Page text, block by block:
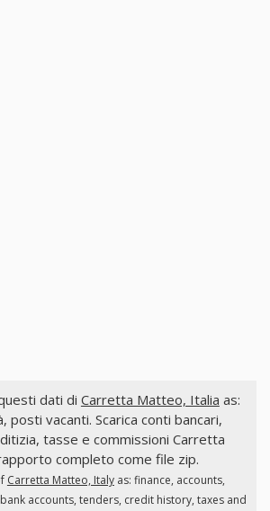
dati di Carretta Matteo, Italia as:
posti vacanti. Scarica conti bancari,
tasse e commissioni Carretta
completo come file zip.
Carretta Matteo, Italyas: finance, accounts,
accounts, tenders, credit history, taxes and